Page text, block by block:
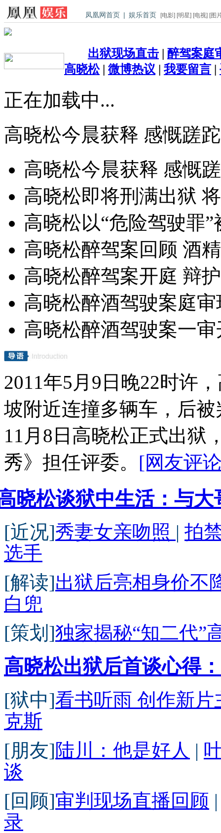
凤凰网首页 | 娱乐首页 [电影] [明星] [电视] [图
出狱现场直击 | 醉驾案庭
高晓松| 微博热议 | 我要留言 |
正在加载中...
高晓松今晨获释 感慨蹉
高晓松今晨获释 感慨
高晓松即将刑满出狱
高晓松以“危险驾驶罪
高晓松醉驾案回顾 酒
高晓松醉驾案开庭 辩
高晓松醉酒驾驶案庭
高晓松醉酒驾驶案一
2011年5月9日晚22时许
坡附近连撞多辆车，后
11月8日高晓松正式出狱
秀》担任评委。 [网友评
晓松谈狱中生活：与
[近况]秀妻女亲吻照 | 拍
选手
[解读]出狱后亮相身价不
白兜
[策划]独家揭秘“知二代”
高晓松出狱后首谈心得
[狱中]看书听雨 创作新片
克斯
[朋友]陆川：他是好人 |
谈
[回顾]审判现场直播回顾
录